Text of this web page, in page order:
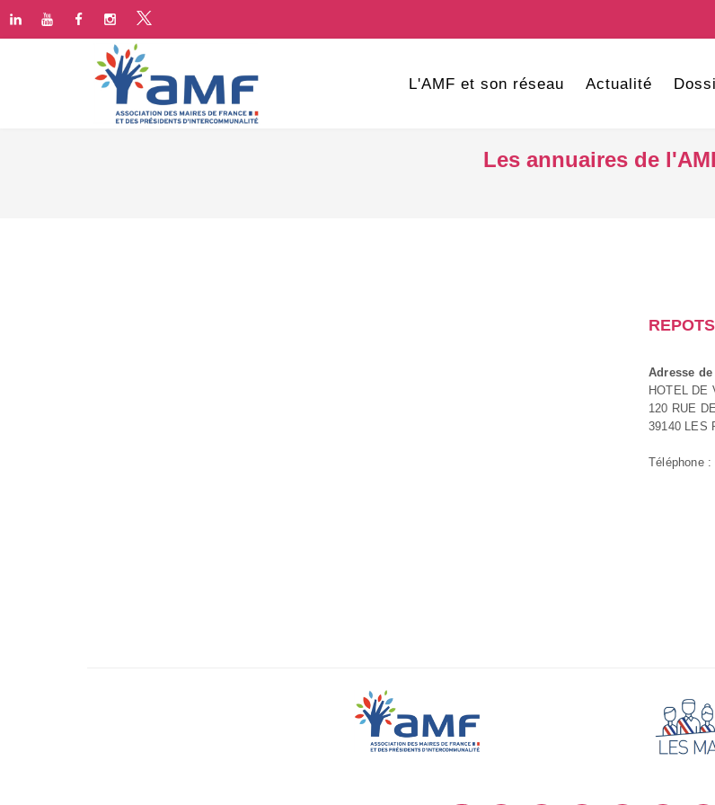
L'AMF et son réseau Actualité
Les annuaires de
REPOTS
Adresse
HOTEL DE
120 RUE
39140 LES
Téléphone :